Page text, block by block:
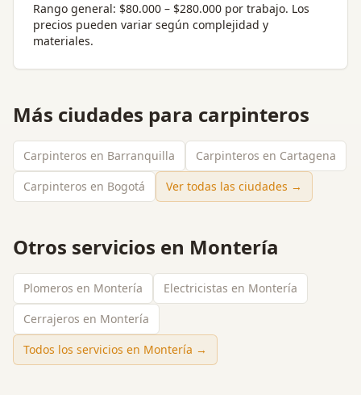
Rango general: $80.000 – $280.000 por trabajo. Los
precios pueden variar según complejidad y
materiales.
Más ciudades para carpinteros
Carpinteros en Barranquilla
Carpinteros en Cartagena
Carpinteros en Bogotá
Ver todas las ciudades →
Otros servicios en Montería
Plomeros en Montería
Electricistas en Montería
Cerrajeros en Montería
Todos los servicios en Montería →